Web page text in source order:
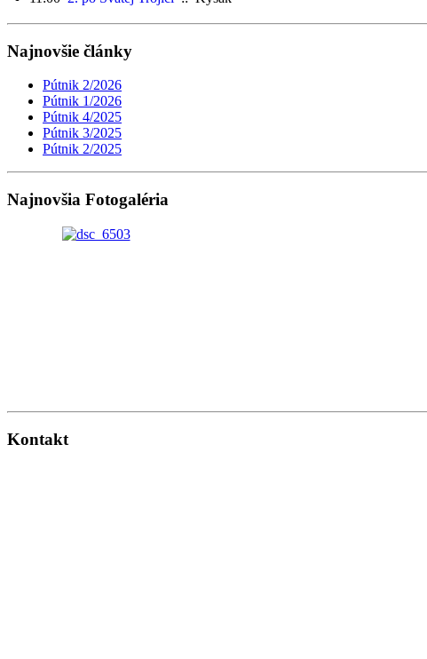
Najnovšie články
Pútnik 2/2026
Pútnik 1/2026
Pútnik 4/2025
Pútnik 3/2025
Pútnik 2/2025
Najnovšia Fotogaléria
Kontakt